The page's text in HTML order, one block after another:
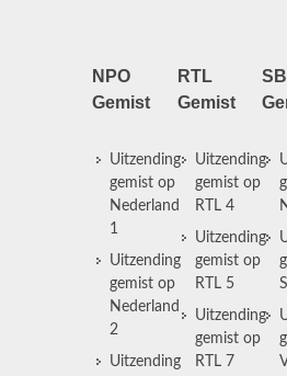
NPO
Gemist
Uitzending
gemist op
Nederland
1
Uitzending
gemist op
Nederland
2
Uitzending
RTL
Gemist
Uitzending
gemist op
RTL 4
Uitzending
gemist op
RTL 5
Uitzending
gemist op
RTL 7